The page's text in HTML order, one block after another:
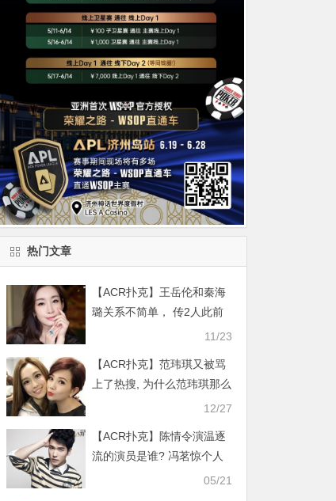
热门文章
【ACR扑克】王岳伦和秦海
璐关系不简单， 传2人此前
11/23
【ACR扑克】范玮琪又被骂
上了热搜, 为什么范玮琪那么
12/27
【ACR扑克】陈情令演温逐
流的演员是谁? 冯茗惊个人
05/21